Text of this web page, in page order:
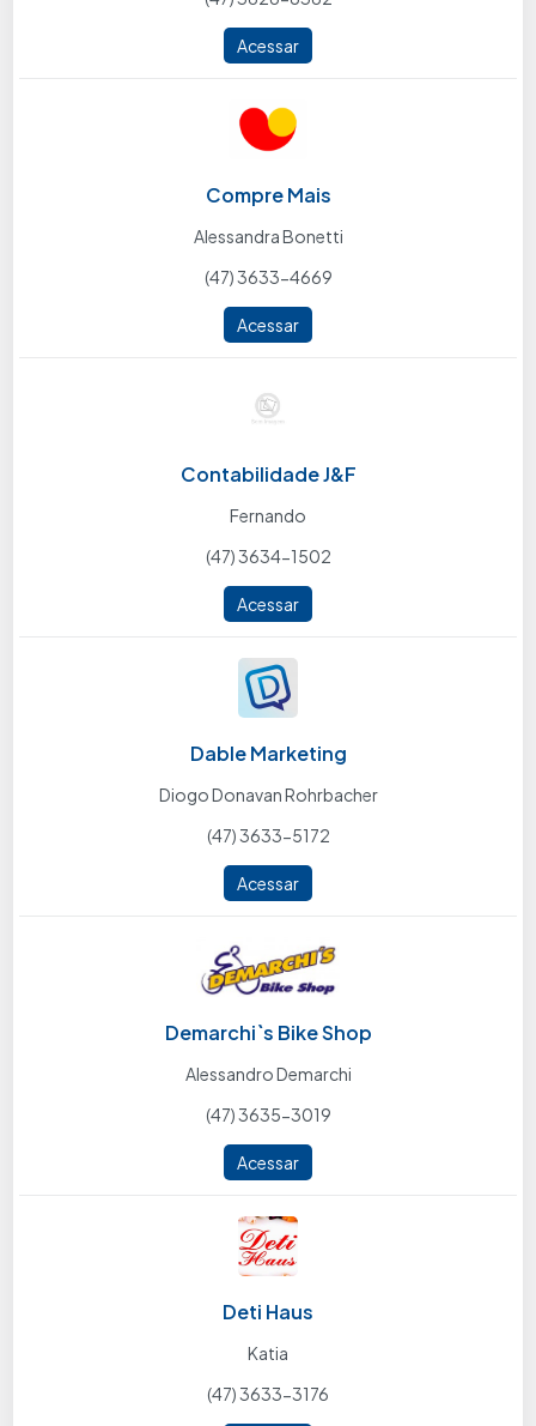
Acessar
Compre Mais
Alessandra Bonetti
(47) 3633-4669
Acessar
Contabilidade J&F
Fernando
(47) 3634-1502
Acessar
Dable Marketing
Diogo Donavan Rohrbacher
(47) 3633-5172
Acessar
Demarchi`s Bike Shop
Alessandro Demarchi
(47) 3635-3019
Acessar
Deti Haus
Katia
(47) 3633-3176